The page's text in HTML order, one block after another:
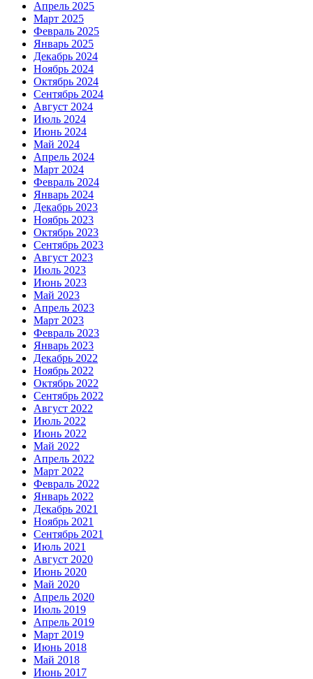
Апрель 2025
Март 2025
Февраль 2025
Январь 2025
Декабрь 2024
Ноябрь 2024
Октябрь 2024
Сентябрь 2024
Август 2024
Июль 2024
Июнь 2024
Май 2024
Апрель 2024
Март 2024
Февраль 2024
Январь 2024
Декабрь 2023
Ноябрь 2023
Октябрь 2023
Сентябрь 2023
Август 2023
Июль 2023
Июнь 2023
Май 2023
Апрель 2023
Март 2023
Февраль 2023
Январь 2023
Декабрь 2022
Ноябрь 2022
Октябрь 2022
Сентябрь 2022
Август 2022
Июль 2022
Июнь 2022
Май 2022
Апрель 2022
Март 2022
Февраль 2022
Январь 2022
Декабрь 2021
Ноябрь 2021
Сентябрь 2021
Июль 2021
Август 2020
Июнь 2020
Май 2020
Апрель 2020
Июль 2019
Апрель 2019
Март 2019
Июнь 2018
Май 2018
Июнь 2017